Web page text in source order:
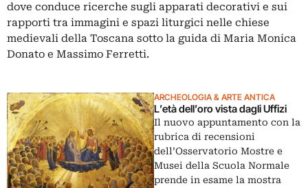
dove conduce ricerche sugli apparati decorativi e sui
rapporti tra immagini e spazi liturgici nelle chiese
medievali della Toscana sotto la guida di Maria Monica
Donato e Massimo Ferretti.
ARCHEOLOGIA & ARTE ANTICA
L’età dell’oro vista dagli Uffizi
Il nuovo appuntamento con la
rubrica di recensioni
dell’Osservatorio Mostre e
Musei della Scuola Normale
prende in esame la mostra